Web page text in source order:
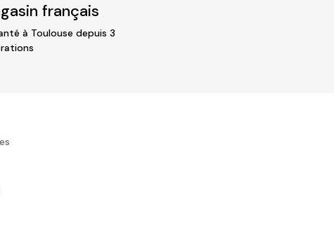
français
à Toulouse depuis 3